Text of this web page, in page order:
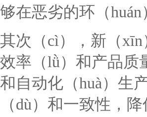
够在恶劣的环（
其次（cì），新（
效率（lǜ）和产品质
和自动化（huà）生
（dù）和一致性，